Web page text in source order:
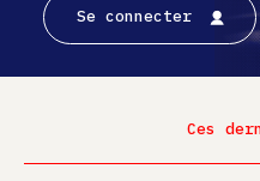
Se connecter
Ces